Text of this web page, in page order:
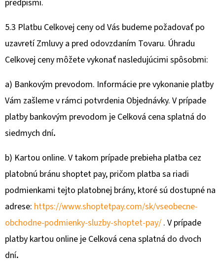
predpismi.
5.3 Platbu Celkovej ceny od Vás budeme požadovať po
uzavretí Zmluvy a pred odovzdaním Tovaru. Úhradu
Celkovej ceny môžete vykonať nasledujúcimi spôsobmi:
a) Bankovým prevodom. Informácie pre vykonanie platby
Vám zašleme v rámci potvrdenia Objednávky. V prípade
platby bankovým prevodom je Celková cena splatná do
siedmych dní.
b) Kartou online. V takom prípade prebieha platba cez
platobnú bránu shoptet pay, pričom platba sa riadi
podmienkami tejto platobnej brány, ktoré sú dostupné na
adrese: https://www.shoptetpay.com/sk/vseobecne-
obchodne-podmienky-sluzby-shoptet-pay/ . V prípade
platby kartou online je Celková cena splatná do dvoch
dní.